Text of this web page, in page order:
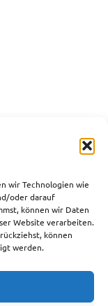
wir Technologien wie
oder darauf
können wir Daten
Website verarbeiten.
können
werden.